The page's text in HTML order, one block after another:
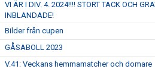
VI ÄR I DIV. 4. 2024!!!! STORT TACK OCH
INBLANDADE!
Bilder från cupen
GÅSABOLL 2023
V.41: Veckans hemmamatcher och domare